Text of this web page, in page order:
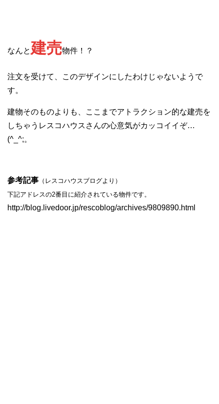
なんと 建売物件！？
注文を受けて、このデザインにしたわけじゃないようで
す。
建物そのものよりも、ここまでアトラクション的な建売を
しちゃうレスコハウスさんの心意気がカッコイイぞ…
(^_^;。
参考記事 （レスコハウスブログより）
下記アドレスの2番目に紹介されている物件です。
http://blog.livedoor.jp/rescoblog/archives/9809890.html